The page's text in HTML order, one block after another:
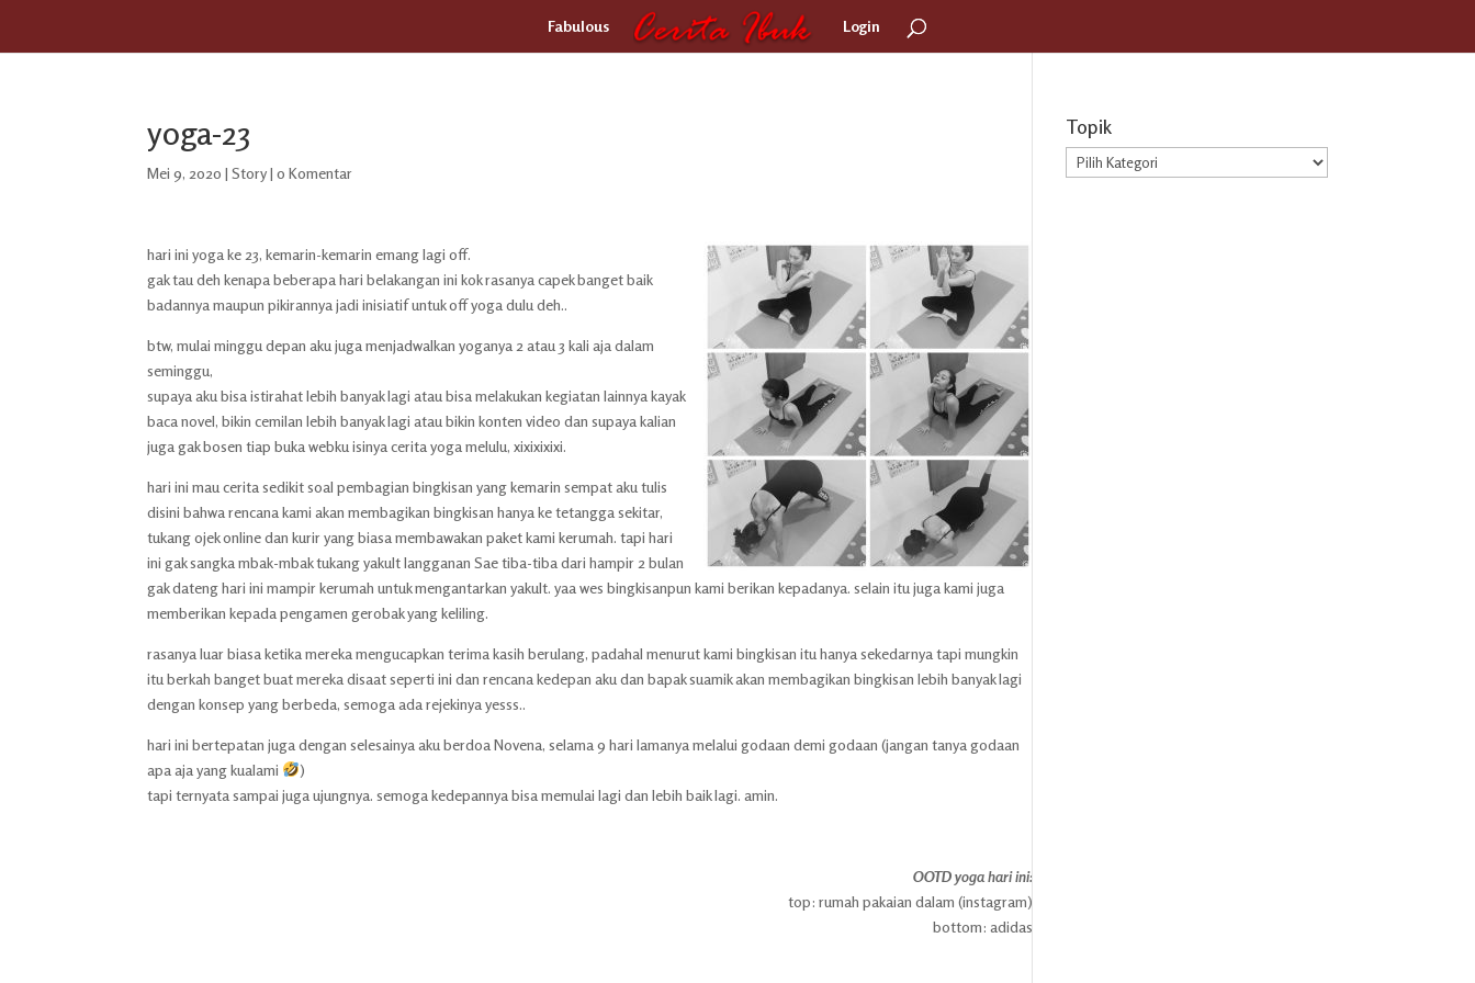
Fabulous Login
yoga-23
Mei 9, 2020 |Story|0 Komentar
hari ini yoga ke 23, kemarin-kemarin emang lagi off.
gak tau deh kenapa beberapa hari belakangan ini kok rasanya capek banget baik
badannya maupun pikirannya jadi inisiatif untuk off yoga dulu deh..
btw, mulai minggu depan aku juga menjadwalkan yoganya 2 atau 3 kali aja dalam
seminggu,
supaya aku bisa istirahat lebih banyak lagi atau bisa melakukan kegiatan lainnya kayak
baca novel, bikin cemilan lebih banyak lagi atau bikin konten video dan supaya kalian
juga gak bosen tiap buka webku isinya cerita yoga melulu, xixixixixi.
hari ini mau cerita sedikit soal pembagian bingkisan yang kemarin sempat aku tulis
disini bahwa rencana kami akan membagikan bingkisan hanya ke tetangga sekitar,
tukang ojek online dan kurir yang biasa membawakan paket kami kerumah. tapi hari
ini gak sangka mbak-mbak tukang yakult langganan Sae tiba-tiba dari hampir 2 bulan
gak dateng hari ini mampir kerumah untuk mengantarkan yakult. yaa wes bingkisanpun kami berikan kepadanya. selain itu juga kami juga
memberikan kepada pengamen gerobak yang keliling.
rasanya luar biasa ketika mereka mengucapkan terima kasih berulang, padahal menurut kami bingkisan itu hanya sekedarnya tapi mungkin
itu berkah banget buat mereka disaat seperti ini dan rencana kedepan aku dan bapak suamik akan membagikan bingkisan lebih banyak lagi
dengan konsep yang berbeda, semoga ada rejekinya yesss..
hari ini bertepatan juga dengan selesainya aku berdoa Novena, selama 9 hari lamanya melalui godaan demi godaan (jangan tanya godaan
apa aja yang kualami
)
tapi ternyata sampai juga ujungnya. semoga kedepannya bisa memulai lagi dan lebih baik lagi. amin.
OOTD yoga hari ini:
top: rumah pakaian dalam (instagram)
bottom: adidas
Topik
Topik